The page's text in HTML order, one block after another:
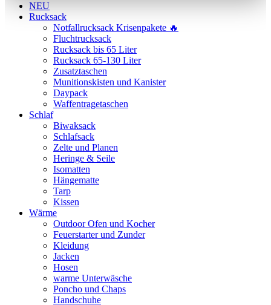
NEU
Rucksack
Notfallrucksack Krisenpakete 🔥
Fluchtrucksack
Rucksack bis 65 Liter
Rucksack 65-130 Liter
Zusatztaschen
Munitionskisten und Kanister
Daypack
Waffentragetaschen
Schlaf
Biwaksack
Schlafsack
Zelte und Planen
Heringe & Seile
Isomatten
Hängematte
Tarp
Kissen
Wärme
Outdoor Ofen und Kocher
Feuerstarter und Zunder
Kleidung
Jacken
Hosen
warme Unterwäsche
Poncho und Chaps
Handschuhe